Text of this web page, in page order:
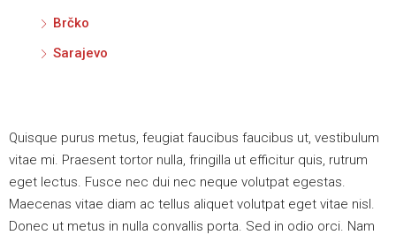
Brčko
Sarajevo
Quisque purus metus, feugiat faucibus faucibus ut, vestibulum
vitae mi. Praesent tortor nulla, fringilla ut efficitur quis, rutrum
eget lectus. Fusce nec dui nec neque volutpat egestas.
Maecenas vitae diam ac tellus aliquet volutpat eget vitae nisl.
Donec ut metus in nulla convallis porta. Sed in odio orci. Nam